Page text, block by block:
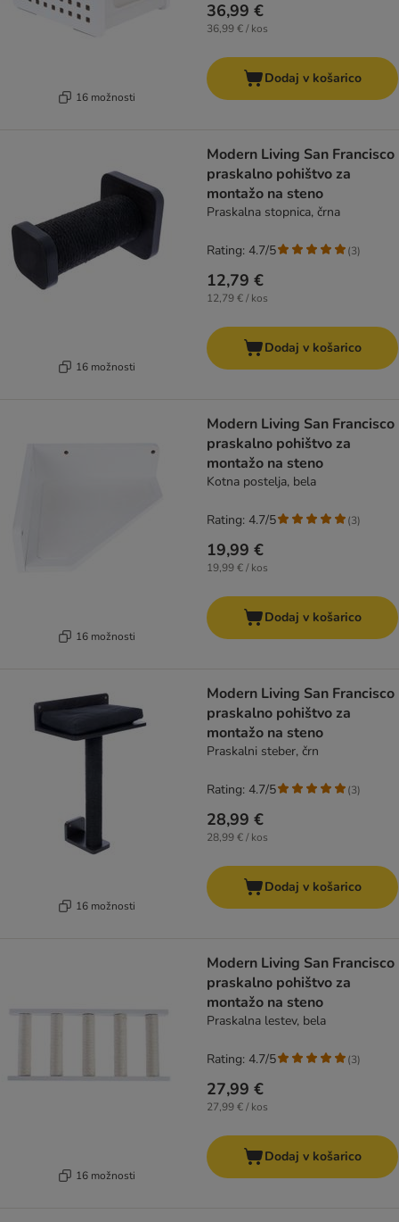
16 možnosti
36,99 €
36,99 € / kos
Dodaj v košarico
16 možnosti
Modern Living San Francisco
praskalno pohištvo za
montažo na steno
Praskalna stopnica, črna
12,79 €
12,79 € / kos
Rating: 4.7/5 (3)
Dodaj v košarico
16 možnosti
Modern Living San Francisco
praskalno pohištvo za
montažo na steno
Kotna postelja, bela
19,99 €
19,99 € / kos
Rating: 4.7/5 (3)
Dodaj v košarico
16 možnosti
Modern Living San Francisco
praskalno pohištvo za
montažo na steno
Praskalni steber, črn
28,99 €
28,99 € / kos
Rating: 4.7/5 (3)
Dodaj v košarico
16 možnosti
Modern Living San Francisco
praskalno pohištvo za
montažo na steno
Praskalna lestev, bela
27,99 €
27,99 € / kos
Rating: 4.7/5 (3)
Dodaj v košarico